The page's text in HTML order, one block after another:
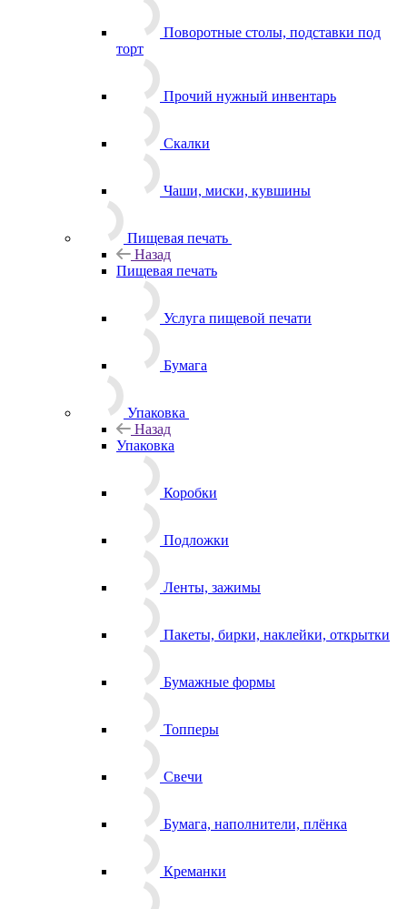
Поворотные столы, подставки под
торт
Прочий нужный инвентарь
Скалки
Чаши, миски, кувшины
Пищевая печать
Назад
Пищевая печать
Услуга пищевой печати
Бумага
Упаковка
Назад
Упаковка
Коробки
Подложки
Ленты, зажимы
Пакеты, бирки, наклейки, открытки
Бумажные формы
Топперы
Свечи
Бумага, наполнители, плёнка
Креманки